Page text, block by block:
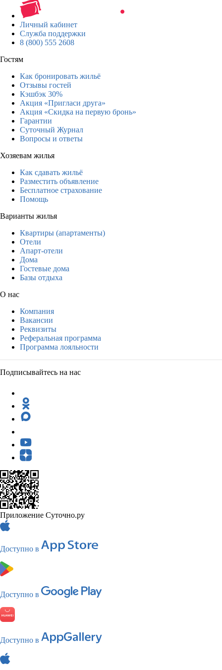
Личный кабинет
Служба поддержки
8 (800) 555 2608
Гостям
Как бронировать жильё
Отзывы гостей
Кэшбэк 30%
Акция «Пригласи друга»
Акция «Скидка на первую бронь»
Гарантии
Суточный Журнал
Вопросы и ответы
Хозяевам жилья
Как сдавать жильё
Разместить объявление
Бесплатное страхование
Помощь
Варианты жилья
Квартиры (апартаменты)
Отели
Апарт-отели
Дома
Гостевые дома
Базы отдыха
О нас
Компания
Вакансии
Реквизиты
Реферальная программа
Программа лояльности
Подписывайтесь на нас
Приложение Суточно.ру
Доступно в
Доступно в
Доступно в